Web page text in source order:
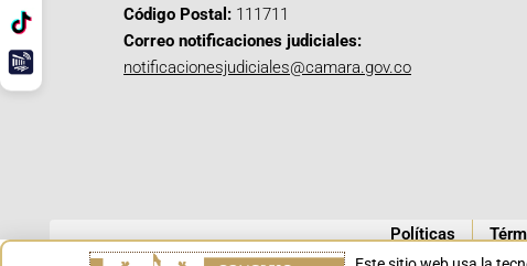
Código Postal: 111711
Correo notificaciones judiciales:
notificacionesjudiciales@camara.gov.co
Políticas